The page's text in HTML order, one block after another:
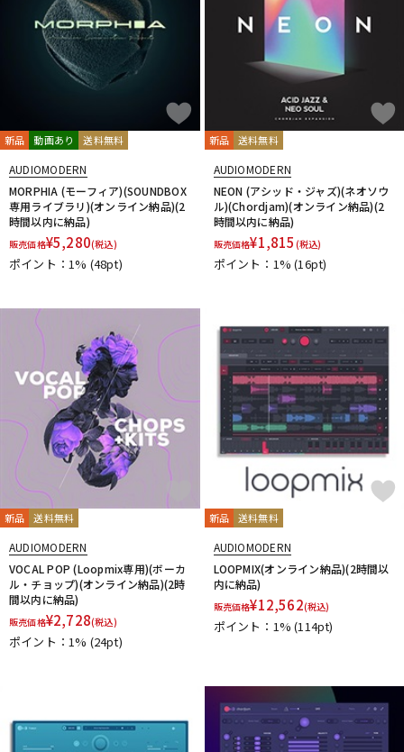
新品 動画あり 送料無料
AUDIOMODERN
MORPHIA (モーフィア)(SOUNDBOX
専用ライブラリ)(オンライン納品)(2
時間以内に納品)
販売価格¥5,280(税込)
ポイント：1% (48pt)
新品 送料無料
AUDIOMODERN
NEON (アシッド・ジャズ)(ネオソウ
ル)(Chordjam)(オンライン納品)(2
時間以内に納品)
販売価格¥1,815 (税込)
ポイント：1%(16pt)
新品 送料無料
AUDIOMODERN
VOCAL POP (Loopmix専用)(ボーカ
ル・チョップ)(オンライン納品)(2時
間以内に納品)
販売価格¥2,728(税込)
ポイント：1% (24pt)
新品 送料無料
AUDIOMODERN
LOOPMIX(オンライン納品)(2時間以
内に納品)
販売価格¥12,562(税込)
ポイント：1%(114pt)